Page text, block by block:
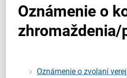
O Lamači
Oznámenie o
zhromaždenia/
Oznámenie o zvolaní